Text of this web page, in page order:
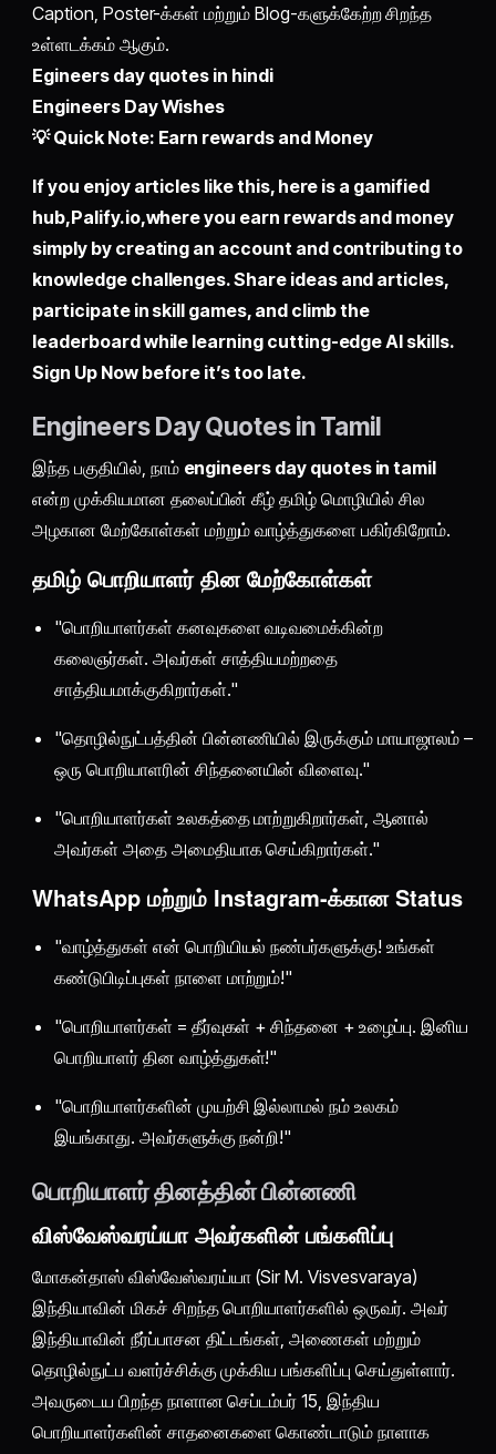
Caption, Poster-க்கள் மற்றும் Blog-களுக்கேற்ற சிறந்த
உள்ளடக்கம் ஆகும்.
Egineers day quotes in hindi
Engineers Day Wishes
💡 Quick Note: Earn rewards and Money
If you enjoy articles like this, here is a gamified
hub,Palify.io,where you earn rewards and money
simply by creating an account and contributing to
knowledge challenges. Share ideas and articles,
participate in skill games, and climb the
leaderboard while learning cutting-edge AI skills.
Sign Up Now before it’s too late.
Engineers Day Quotes in Tamil
இந்த பகுதியில், நாம் engineers day quotes in tamil
என்ற முக்கியமான தலைப்பின் கீழ் தமிழ் மொழியில் சில
அழகான மேற்கோள்கள் மற்றும் வாழ்த்துகளை பகிர்கிறோம்.
தமிழ் பொறியாளர் தின மேற்கோள்கள்
"பொறியாளர்கள் கனவுகளை வடிவமைக்கின்ற
கலைஞர்கள். அவர்கள் சாத்தியமற்றதை
சாத்தியமாக்குகிறார்கள்."
"தொழில்நுட்பத்தின் பின்னணியில் இருக்கும் மாயாஜாலம் –
ஒரு பொறியாளரின் சிந்தனையின் விளைவு."
"பொறியாளர்கள் உலகத்தை மாற்றுகிறார்கள், ஆனால்
அவர்கள் அதை அமைதியாக செய்கிறார்கள்."
WhatsApp மற்றும் Instagram-க்கான Status
"வாழ்த்துகள் என் பொறியியல் நண்பர்களுக்கு! உங்கள்
கண்டுபிடிப்புகள் நாளை மாற்றும்!"
"பொறியாளர்கள் = தீர்வுகள் + சிந்தனை + உழைப்பு. இனிய
பொறியாளர் தின வாழ்த்துகள்!"
"பொறியாளர்களின் முயற்சி இல்லாமல் நம் உலகம்
இயங்காது. அவர்களுக்கு நன்றி!"
பொறியாளர் தினத்தின் பின்னணி
விஸ்வேஸ்வரய்யா அவர்களின் பங்களிப்பு
மோகன்தாஸ் விஸ்வேஸ்வரய்யா (Sir M. Visvesvaraya)
இந்தியாவின் மிகச் சிறந்த பொறியாளர்களில் ஒருவர். அவர்
இந்தியாவின் நீர்ப்பாசன திட்டங்கள், அணைகள் மற்றும்
தொழில்நுட்ப வளர்ச்சிக்கு முக்கிய பங்களிப்பு செய்துள்ளார்.
அவருடைய பிறந்த நாளான செப்டம்பர் 15, இந்திய
பொறியாளர்களின் சாதனைகளை கொண்டாடும் நாளாக